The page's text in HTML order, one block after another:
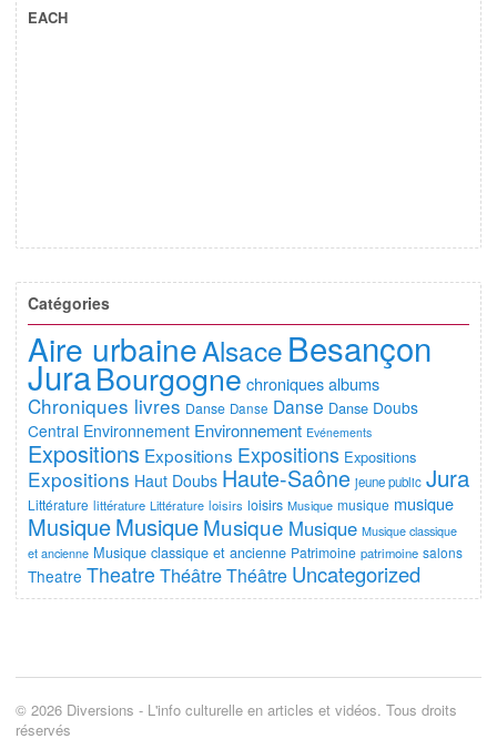
EACH
Catégories
Aire urbaineAlsace Besançon
JuraBourgogne chroniques albums
Chroniques livres Danse Danse Danse Danse Doubs
Central Environnement Environnement Evénements
Expositions Expositions Expositions Expositions
Expositions Haut Doubs Haute-Saône jeune public Jura
Littérature littérature Littérature loisirs loisirs Musique musique musique
MusiqueMusiqueMusique Musique Musique classique
et ancienne Musique classique et ancienne Patrimoine patrimoine salons
Theatre Theatre ThéâtreThéâtre Uncategorized
© 2026 Diversions - L'info culturelle en articles et vidéos. Tous droits
réservés